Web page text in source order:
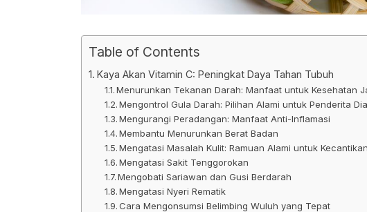
Table of Contents
Kaya Akan Vitamin C: Peningkat Daya Tahan Tubuh
Menurunkan Tekanan Darah: Manfaat untuk Kesehatan
Mengontrol Gula Darah: Pilihan Alami untuk Penderita
Mengurangi Peradangan: Manfaat Anti-Inflamasi
Membantu Menurunkan Berat Badan
Mengatasi Masalah Kulit: Ramuan Alami untuk Kecantikan
Mengatasi Sakit Tenggorokan
Mengobati Sariawan dan Gusi Berdarah
Mengatasi Nyeri Rematik
Cara Mengonsumsi Belimbing Wuluh yang Tepat